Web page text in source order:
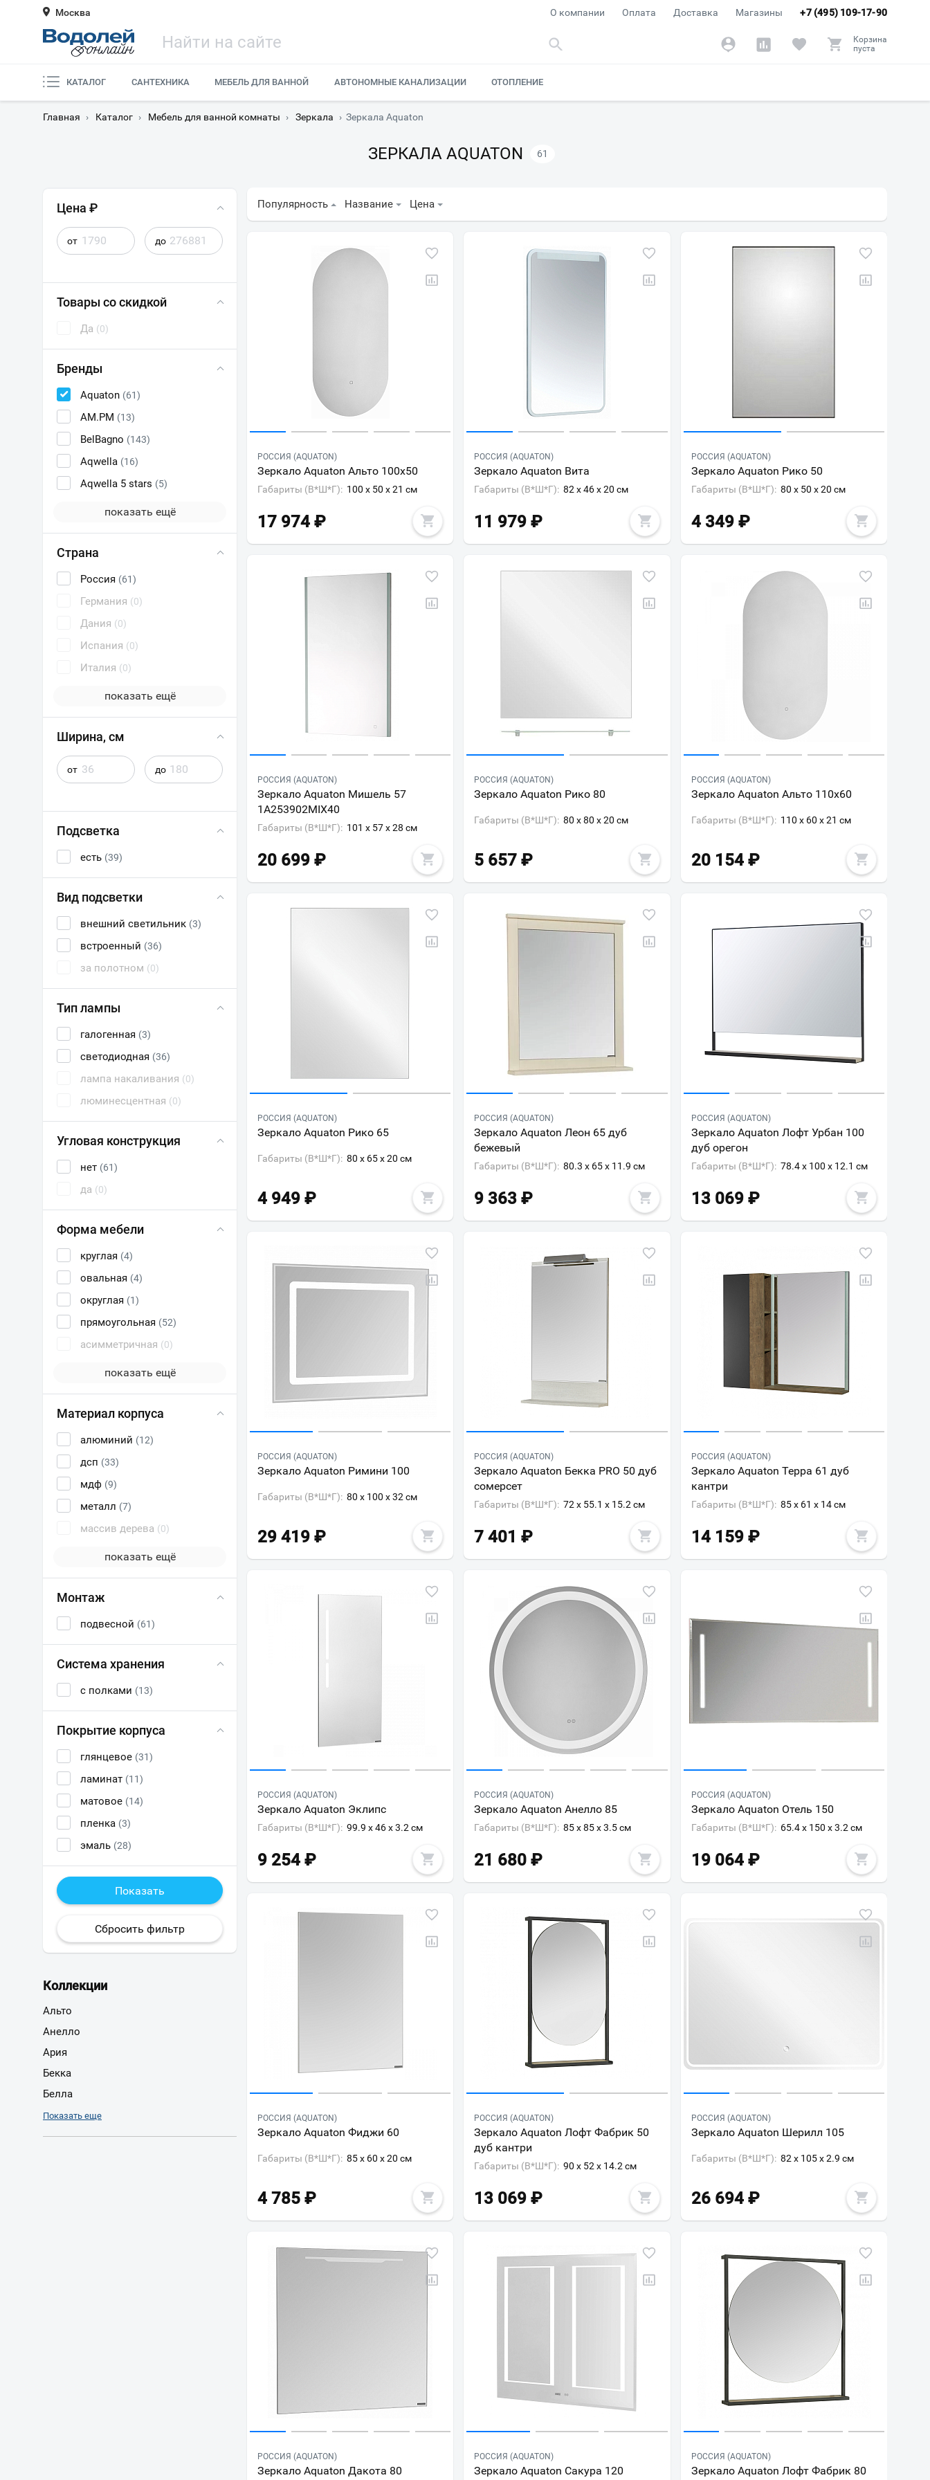
Москва +7 (495) 109-17-90
О компании Оплата Доставка Магазины
Корзина
пуста
КАТАЛОГ САНТЕХНИКА МЕБЕЛЬ ДЛЯ ВАННОЙ АВТОНОМНЫЕ КАНАЛИЗАЦИИ ОТОПЛЕНИЕ
Главная › Каталог › Мебель для ванной комнаты › Зеркала › Зеркала Aquaton
ЗЕРКАЛА AQUATON 61
Цена ₽
от до
Товары со скидкой
Да (0)
Бренды
Aquaton (61)
AM.PM (13)
BelBagno (143)
Aqwella (16)
Aqwella 5 stars (5)
показать ещё
Страна
Россия (61)
Германия (0)
Дания (0)
Испания (0)
Италия (0)
показать ещё
Ширина, см
от до
Подсветка
есть (39)
Вид подсветки
внешний светильник (3)
встроенный (36)
за полотном (0)
Тип лампы
галогенная (3)
светодиодная (36)
лампа накаливания (0)
люминесцентная (0)
Угловая конструкция
нет (61)
да (0)
Форма мебели
круглая (4)
овальная (4)
округлая (1)
прямоугольная (52)
асимметричная (0)
показать ещё
Материал корпуса
алюминий (12)
дсп (33)
мдф (9)
металл (7)
массив дерева (0)
показать ещё
Монтаж
подвесной (61)
Система хранения
с полками (13)
Покрытие корпуса
глянцевое (31)
ламинат (11)
матовое (14)
пленка (3)
эмаль (28)
Коллекции
Альто
Анелло
Ария
Бекка
Белла
Брук
Венто
Показать еще
Популярность Название Цена
РОССИЯ (AQUATON)
Зеркало Aquaton Альто 100х50
Габариты (В*Ш*Г): 100 x 50 x 21 см
17 974 ₽
РОССИЯ (AQUATON)
Зеркало Aquaton Вита
Габариты (В*Ш*Г): 82 x 46 x 20 см
11 979 ₽
РОССИЯ (AQUATON)
Зеркало Aquaton Рико 50
Габариты (В*Ш*Г): 80 x 50 x 20 см
4 349 ₽
РОССИЯ (AQUATON)
Зеркало Aquaton Мишель 57
1A253902MIX40
Габариты (В*Ш*Г): 101 x 57 x 28 см
20 699 ₽
РОССИЯ (AQUATON)
Зеркало Aquaton Рико 80
Габариты (В*Ш*Г): 80 x 80 x 20 см
5 657 ₽
РОССИЯ (AQUATON)
Зеркало Aquaton Альто 110х60
Габариты (В*Ш*Г): 110 x 60 x 21 см
20 154 ₽
РОССИЯ (AQUATON)
Зеркало Aquaton Рико 65
Габариты (В*Ш*Г): 80 x 65 x 20 см
4 949 ₽
РОССИЯ (AQUATON)
Зеркало Aquaton Леон 65 дуб
бежевый
Габариты (В*Ш*Г): 80.3 x 65 x 11.9 см
9 363 ₽
РОССИЯ (AQUATON)
Зеркало Aquaton Лофт Урбан 100
дуб орегон
Габариты (В*Ш*Г): 78.4 x 100 x 12.1 см
13 069 ₽
РОССИЯ (AQUATON)
Зеркало Aquaton Римини 100
Габариты (В*Ш*Г): 80 x 100 x 32 см
29 419 ₽
РОССИЯ (AQUATON)
Зеркало Aquaton Бекка PRO 50 дуб
сомерсет
Габариты (В*Ш*Г): 72 x 55.1 x 15.2 см
7 401 ₽
РОССИЯ (AQUATON)
Зеркало Aquaton Терра 61 дуб
кантри
Габариты (В*Ш*Г): 85 x 61 x 14 см
14 159 ₽
РОССИЯ (AQUATON)
Зеркало Aquaton Эклипс
Габариты (В*Ш*Г): 99.9 x 46 x 3.2 см
9 254 ₽
РОССИЯ (AQUATON)
Зеркало Aquaton Анелло 85
Габариты (В*Ш*Г): 85 x 85 x 3.5 см
21 680 ₽
РОССИЯ (AQUATON)
Зеркало Aquaton Отель 150
Габариты (В*Ш*Г): 65.4 x 150 x 3.2 см
19 064 ₽
РОССИЯ (AQUATON)
Зеркало Aquaton Фиджи 60
Габариты (В*Ш*Г): 85 x 60 x 20 см
4 785 ₽
РОССИЯ (AQUATON)
Зеркало Aquaton Лофт Фабрик 50
дуб кантри
Габариты (В*Ш*Г): 90 x 52 x 14.2 см
13 069 ₽
РОССИЯ (AQUATON)
Зеркало Aquaton Шерилл 105
Габариты (В*Ш*Г): 82 x 105 x 2.9 см
26 694 ₽
РОССИЯ (AQUATON)
Зеркало Aquaton Дакота 80
РОССИЯ (AQUATON)
Зеркало Aquaton Сакура 120
РОССИЯ (AQUATON)
Зеркало Aquaton Лофт Фабрик 80
Ваш город?